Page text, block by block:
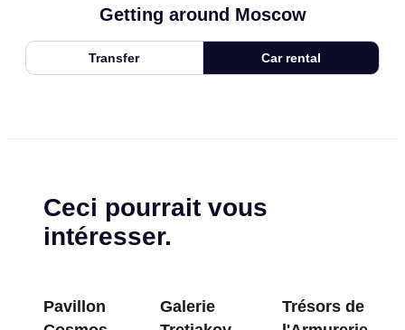
Getting around Moscow
Transfer Car rental
Ceci pourrait vous
intéresser.
Pavillon
Galerie
Trésors de